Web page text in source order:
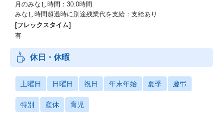
月のみなし時間：30.0時間
みなし時間超過時に別途残業代を支給：支給あり
[フレックスタイム]
有
休日・休暇
土曜日 日曜日 祝日 年末年始 夏季 慶弔
特別 産休 育児